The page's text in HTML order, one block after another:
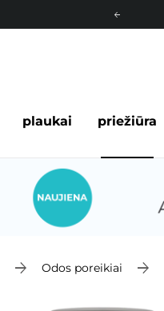
plaukai priežiūra
Odos poreikiai